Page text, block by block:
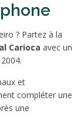
? Partez à la
Carioca avec un
et
compléter une
une